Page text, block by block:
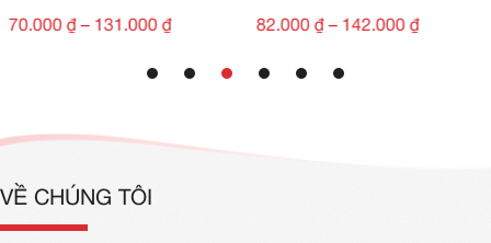
70.000₫–131.000₫ 82.000₫–142.000₫
VỀ CHÚNG TÔI